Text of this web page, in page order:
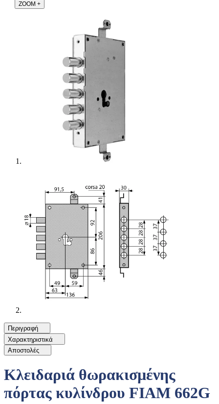
ZOOM +
Περιγραφή
Χαρακτηριστικά
Αποστολές
Κλειδαριά θωρακισμένης
πόρτας κυλίνδρου FIAM 662G